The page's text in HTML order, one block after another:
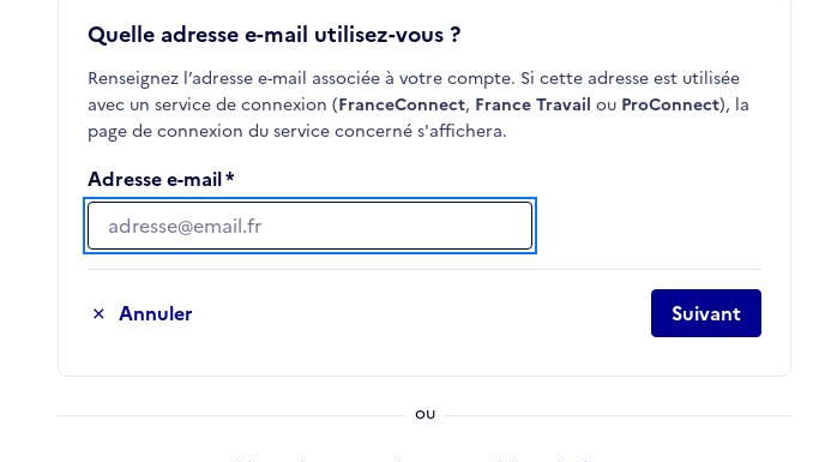
Quelle adresse e-mail utilisez-vous ?
Renseignez l’adresse e-mail associée à votre compte. Si cette adresse est utilisée
avec un service de connexion (FranceConnect, France Travail ou ProConnect), la
page de connexion du service concerné s'affichera.
Adresse e-mail
Adresse e-mail
Annuler Suivant